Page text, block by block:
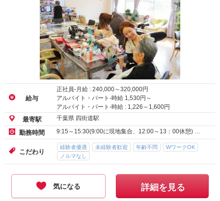
給与
正社員-月給 : 240,000～320,000円
アルバイト・パート-時給 1,530円～
アルバイト・パート-時給 : 1,226 ～ 1,600円
最寄駅 千葉県 四街道駅
勤務時間 9:15～15:30(9:00に現地集合、12:00～13：00休憩) …
こだわり
経験者優遇 未経験者歓迎 年齢不問
WワークOK
ノルマなし
気になる 詳細を見る